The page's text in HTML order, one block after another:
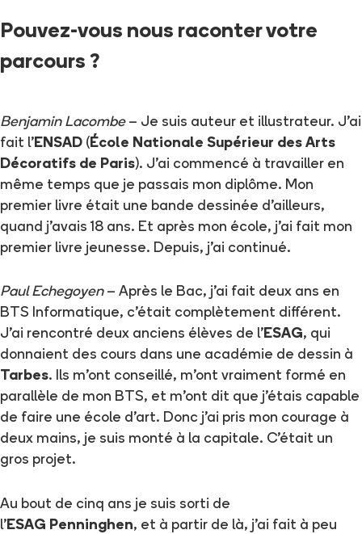
Pouvez-vous nous raconter votre
parcours ?
Benjamin Lacombe– Je suis auteur et illustrateur. J'ai
fait l'ENSAD ( École Nationale Supérieur des Arts
Décoratifs de Paris). J'ai commencé à travailler en
même temps que je passais mon diplôme. Mon
premier livre était une bande dessinée d'ailleurs,
quand j'avais 18 ans. Et après mon école, j'ai fait mon
premier livre jeunesse. Depuis, j'ai continué.
Paul Echegoyen– Après le Bac, j'ai fait deux ans en
BTS Informatique, c'était complètement différent.
J'ai rencontré deux anciens élèves de l'ESAG, qui
donnaient des cours dans une académie de dessin à
Tarbes. Ils m'ont conseillé, m'ont vraiment formé en
parallèle de mon BTS, et m'ont dit que j'étais capable
de faire une école d'art. Donc j'ai pris mon courage à
deux mains, je suis monté à la capitale. C'était un
gros projet.
Au bout de cinq ans je suis sorti de
l'ESAG Penninghen, et à partir de là, j'ai fait à peu